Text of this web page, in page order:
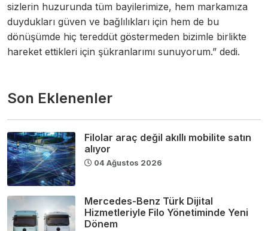
sizlerin huzurunda tüm bayilerimize, hem markamıza
duydukları güven ve bağlılıkları için hem de bu
dönüşümde hiç tereddüt göstermeden bizimle birlikte
hareket ettikleri için şükranlarımı sunuyorum.” dedi.
Son Eklenenler
Filolar araç değil akıllı mobilite satın
alıyor
04 Ağustos 2026
Mercedes-Benz Türk Dijital
Hizmetleriyle Filo Yönetiminde Yeni
Dönem